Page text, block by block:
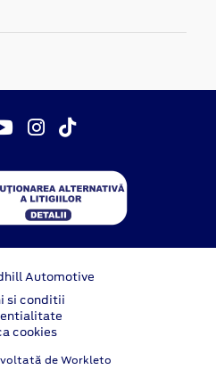
Automotive
si conditii
cookies
de Workleto